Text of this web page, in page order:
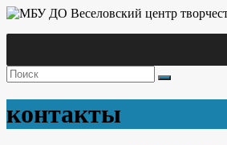
Skip
Веселовский
творчества
центр
творчества
контакты